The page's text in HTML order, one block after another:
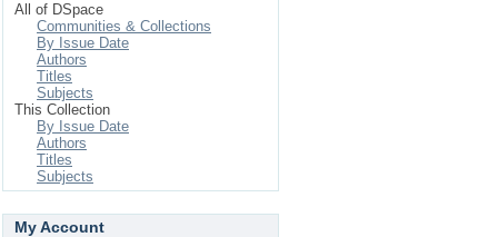
All of DSpace
Communities & Collections
By Issue Date
Authors
Titles
Subjects
This Collection
By Issue Date
Authors
Titles
Subjects
My Account